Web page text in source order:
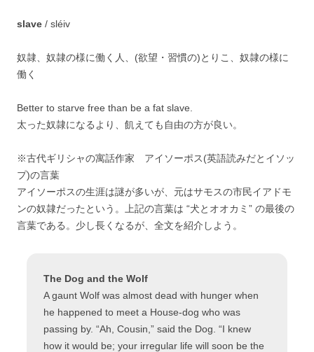
slave / sléiv
奴隷、奴隷の様に働く人、(欲望・習慣の)とりこ、奴隷の様に
働く
Better to starve free than be a fat slave.
太った奴隷になるより、飢えても自由の方が良い。
※古代ギリシャの寓話作家 アイソーポス(英語読みだとイソッ
プ)の言葉
アイソーポスの生涯は謎が多いが、元はサモスの市民イアドモ
ンの奴隷だったという。上記の言葉は “犬とオオカミ” の最後の
言葉である。少し長くなるが、全文を紹介しよう。
The Dog and the Wolf
A gaunt Wolf was almost dead with hunger when
he happened to meet a House-dog who was
passing by. “Ah, Cousin,” said the Dog. “I knew
how it would be; your irregular life will soon be the